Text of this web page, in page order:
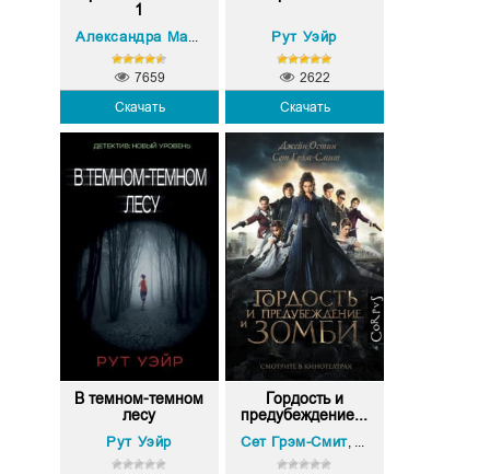
1
Александра Маринина
Скачать
7659
Рут Уэйр
Скачать
2622
В темном-темном
лесу
Рут Уэйр
Гордость и
предубеждение...
Сет Грэм-Смит,